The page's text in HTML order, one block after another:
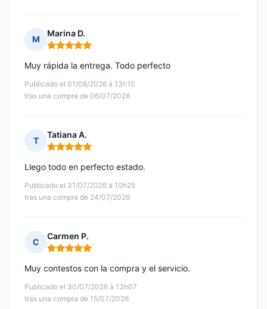
M
Marina D.
Nota: 5 de 5
Publicado el 01/08/2026 à 13h10
tras una compra de 06/07/2026
Muy rápida la entrega. Todo perfecto
T
Tatiana A.
Nota: 5 de 5
Publicado el 31/07/2026 à 10h25
tras una compra de 24/07/2026
Llego todo en perfecto estado.
C
Carmen P.
Nota: 5 de 5
Publicado el 30/07/2026 à 13h07
tras una compra de 15/07/2026
Muy contestos con la compra y el servicio.